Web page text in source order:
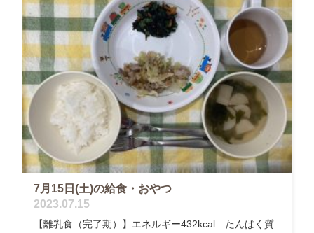
7月15日(土)の給食・おやつ
2023.07.15
【離乳食（完了期）】エネルギー432kcal たんぱく質